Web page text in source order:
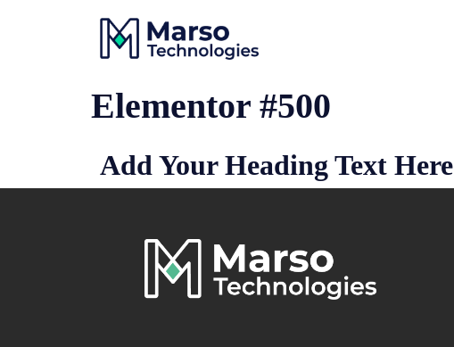
Elementor #500
Add Your Heading Text Here